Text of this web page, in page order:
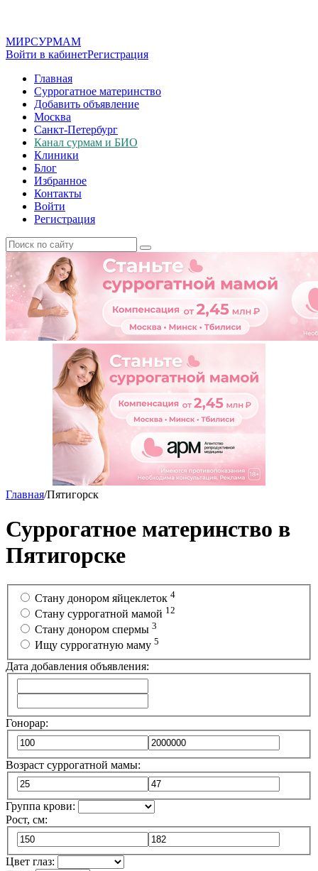
МИРСУРМАМ
Войти в кабинетРегистрация
Главная
Суррогатное материнство
Добавить объявление
Москва
Санкт-Петербург
Канал сурмам и БИО
Клиники
Блог
Избранное
Контакты
Войти
Регистрация
Главная/Пятигорск
Суррогатное материнство в
Пятигорске
Стану донором яйцеклеток 4
Cтану суррогатной мамой 12
Стану донором спермы 3
Ищу суррогатную маму 5
Дата добавления объявления:
Гонорар:
Возраст суррогатной мамы:
Группа крови:
Рост, см:
Цвет глаз: